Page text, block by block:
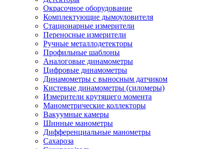
Окрасочное оборудование
Комплектующие дымоуловителя
Стационарные измерители
Переносные измерители
Ручные металлодетекторы
Профильные шаблоны
Аналоговые динамометры
Цифровые динамометры
Динамометры с выносным датчиком
Кистевые динамометры (силомеры)
Измерители крутящего момента
Манометрические коллекторы
Вакуумные камеры
Шинные манометры
Дифференциальные манометры
Сахароза